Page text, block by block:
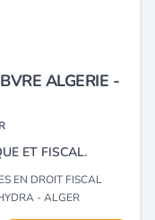
ALGERIE -
ET FISCAL.
EN DROIT FISCAL
- ALGER